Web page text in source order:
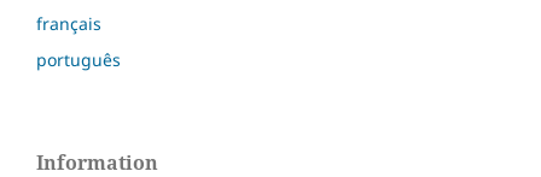
français
português
Information